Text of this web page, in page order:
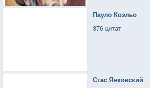
Пауло Коэльо
376 цитат
Стас Янковский